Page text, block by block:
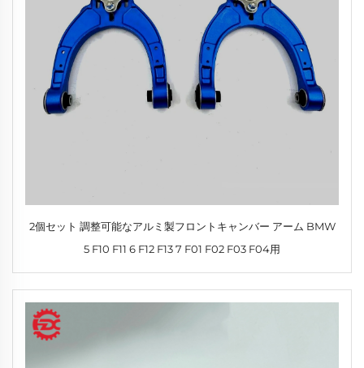
2個セット 調整可能なアルミ製フロントキャンバー アーム BMW
5 F10 F11 6 F12 F13 7 F01 F02 F03 F04用